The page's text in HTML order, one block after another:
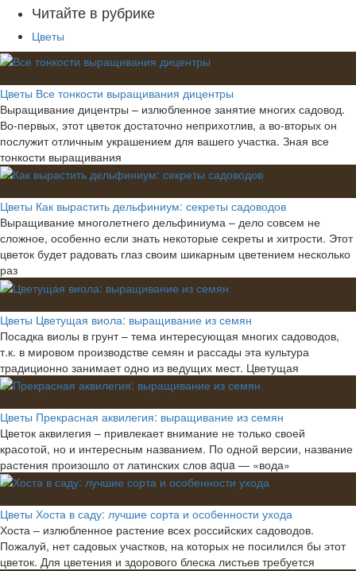
Читайте в рубрике
Цветы
Цветы Все тонкости выращивания дицентры
Выращивание дицентры – излюбленное занятие многих садовод.
Во-первых, этот цветок достаточно неприхотлив, а во-вторых он
послужит отличным украшением для вашего участка. Зная все
тонкости выращивания
Цветы Как вырастить дельфиниум: секреты садоводов
Выращивание многолетнего дельфиниума – дело совсем не
сложное, особенно если знать некоторые секреты и хитрости. Этот
цветок будет радовать глаз своим шикарным цветением несколько
раз
Цветы Цветущая виола: выращивание из семян
Посадка виолы в грунт – тема интересующая многих садоводов,
т.к. в мировом производстве семян и рассады эта культура
традиционно занимает одно из ведущих мест. Цветущая
Цветы Прекрасная аквилегия: выращивание из семян
Цветок аквилегия – привлекает внимание не только своей
красотой, но и интересным названием. По одной версии, название
растения произошло от латинских слов aqua — «вода»
Цветы Хоста в саду: лучшие сорта и особенности ухода
Хоста – излюбленное растение всех российских садоводов.
Пожалуй, нет садовых участков, на которых не посилился бы этот
цветок. Для цветения и здорового блеска листьев требуется